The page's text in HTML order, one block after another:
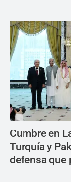
Cumbre en
Turquía y
defensa que